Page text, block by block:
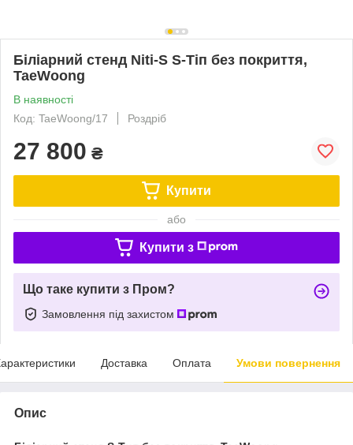
Біліарний стенд Niti-S S-Tiп без покриття,
TaeWoong
В наявності
Код: TaeWoong/17
Роздріб
27 800 ₴
Купити
або
Купити з
Що таке купити з Пром?
Замовлення під захистом
Доставка Оплата Умови повернення
Опис